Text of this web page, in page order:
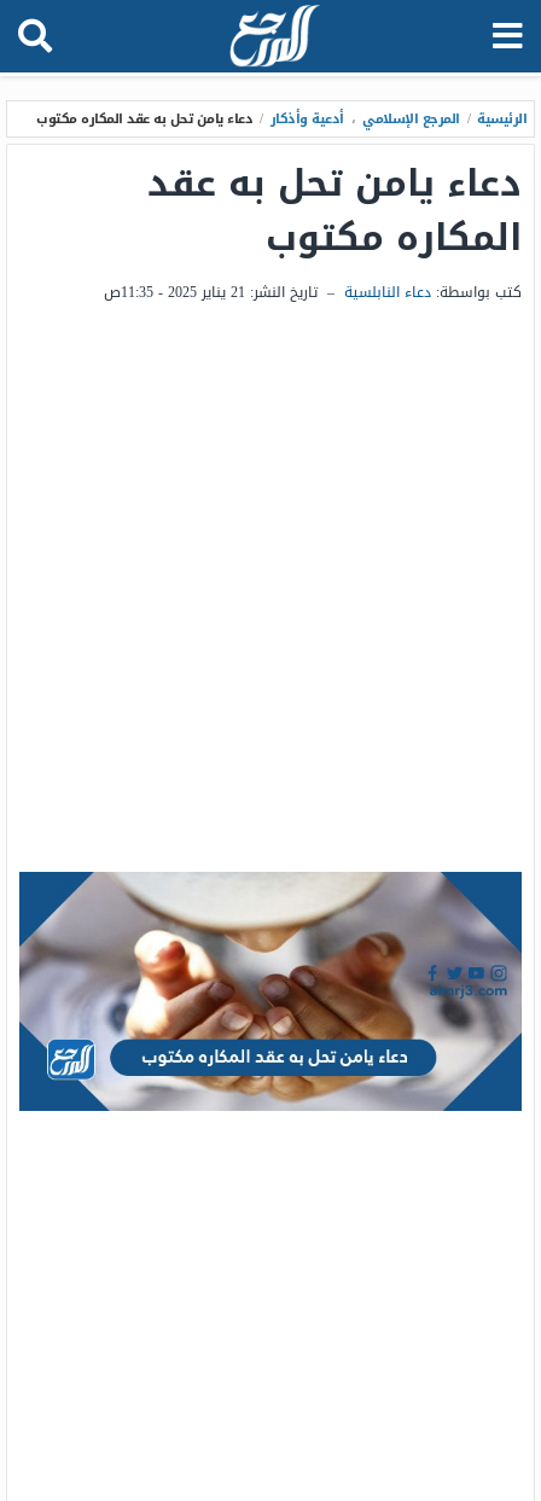
الرئيسية / المرجع الإسلامي ، أدعية وأذكار / دعاء يامن تحل به عقد المكاره مكتوب
دعاء يامن تحل به عقد
المكاره مكتوب
كتب بواسطة: دعاء النابلسية – تاريخ النشر: 21 يناير 2025 - 11:35ص